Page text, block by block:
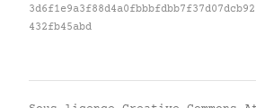
432fb45abd